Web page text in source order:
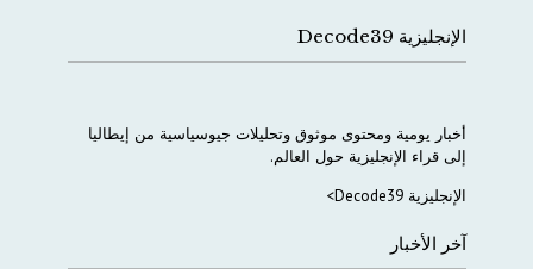
الإنجليزية Decode39
أخبار يومية ومحتوى موثوق وتحليلات جيوسياسية من إيطاليا
إلى قراء الإنجليزية حول العالم.
الإنجليزية Decode39>
آخر الأخبار